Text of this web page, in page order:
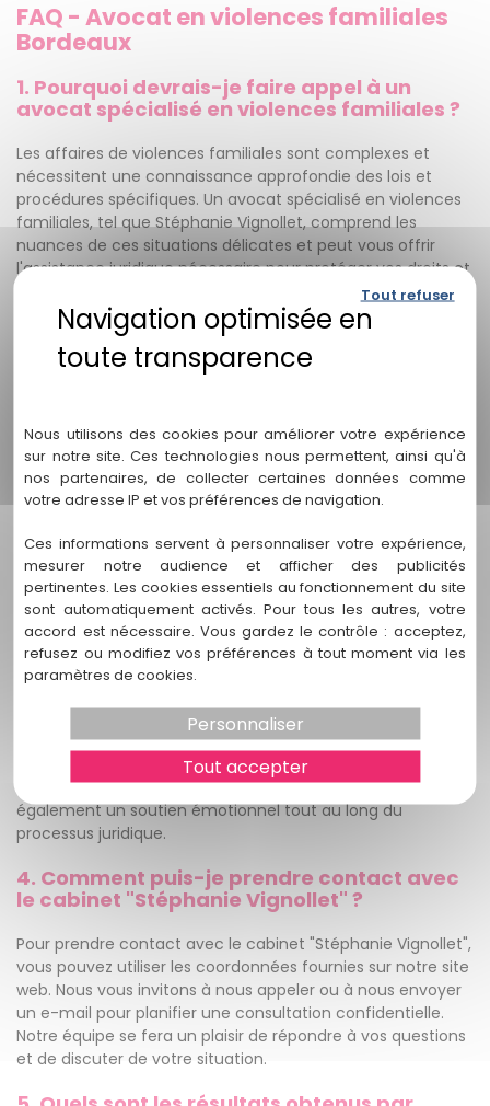
FAQ - Avocat en violences familiales
Bordeaux
1. Pourquoi devrais-je faire appel à un
avocat spécialisé en violences familiales ?
Les affaires de violences familiales sont complexes et
nécessitent une connaissance approfondie des lois et
procédures spécifiques. Un avocat spécialisé en violences
familiales, tel que Stéphanie Vignollet, comprend les
nuances de ces situations délicates et peut vous offrir
l'assistance juridique nécessaire pour protéger vos droits et
2. Quels types de violences familiales traite
le cabinet "Stéphanie Vignollet" ?
violences familiales, tels que la violence conjugale, les abus
physiques, émotionnels ou sexuels, ainsi que la violence
envers les enfants ou les personnes âgées. Notre expertise
nous permet de représenter efficacement les victimes et
familiales.
3. Comment "Stéphanie Vignollet" assure-
t-elle un soutien personnalisé aux victimes
?
Chez "Stéphanie Vignollet", nous adoptons une approche
comprenons que chaque situation est unique, et nous
nous engageons à écouter attentivement votre histoire, à
comprendre vos besoins spécifiques et à élaborer une
stratégie juridique adaptée. Notre équipe vous offre
également un soutien émotionnel tout au long du
processus juridique.
4. Comment puis-je prendre contact avec
le cabinet "Stéphanie Vignollet" ?
Pour prendre contact avec le cabinet "Stéphanie Vignollet",
vous pouvez utiliser les coordonnées fournies sur notre site
web. Nous vous invitons à nous appeler ou à nous envoyer
un e-mail pour planifier une consultation confidentielle.
Notre équipe se fera un plaisir de répondre à vos questions
et de discuter de votre situation.
Nous utilisons des cookies pour améliorer votre expérience
sur notre site. Ces technologies nous permettent, ainsi qu'à
nos partenaires, de collecter certaines données comme
votre adresse IP et vos préférences de navigation.
Ces informations servent à personnaliser votre expérience,
mesurer notre audience et afficher des publicités
pertinentes. Les cookies essentiels au fonctionnement du site
sont automatiquement activés. Pour tous les autres, votre
accord est nécessaire. Vous gardez le contrôle : acceptez,
refusez ou modifiez vos préférences à tout moment via les
paramètres de cookies.
Tout accepter
Tout refuser
Personnaliser